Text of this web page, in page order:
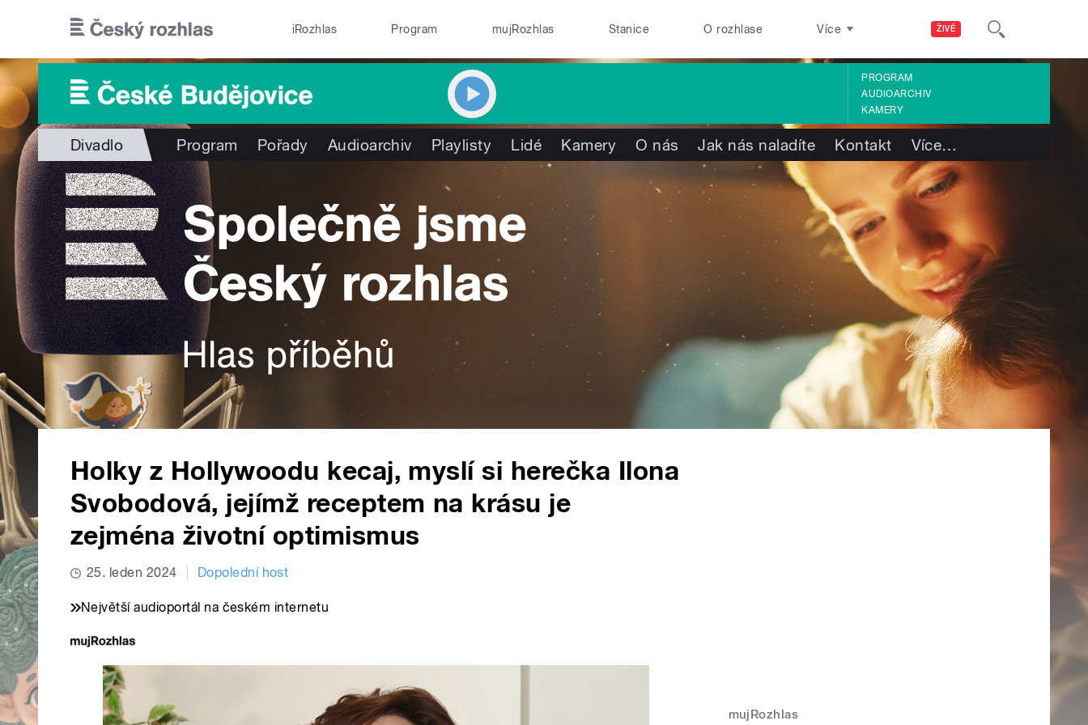
ŽIVĚ
iRozhlas Program mujRozhlas Stanice O rozhlase Více
PROGRAM
AUDIOARCHIV
KAMERY
Divadlo Program Pořady Audioarchiv Playlisty Lidé Kamery O nás Jak nás naladíte Kontakt Více…
Holky z Hollywoodu kecaj, myslí si herečka Ilona
Svobodová, jejímž receptem na krásu je
zejména životní optimismus
25. leden 2024 Dopolední host
Největší audioportál na českém internetu
mujRozhlas